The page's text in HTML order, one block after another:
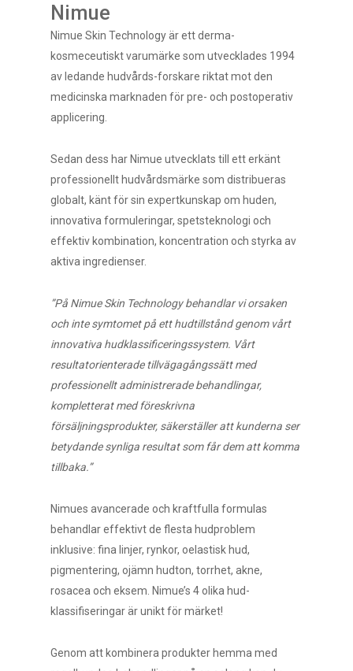
Nimue
Nimue Skin Technology är ett derma-
kosmeceutiskt varumärke som utvecklades 1994
av ledande hudvårds-forskare riktat mot den
medicinska marknaden för pre- och postoperativ
applicering.
Sedan dess har Nimue utvecklats till ett erkänt
professionellt hudvårdsmärke som distribueras
globalt, känt för sin expertkunskap om huden,
innovativa formuleringar, spetsteknologi och
effektiv kombination, koncentration och styrka av
aktiva ingredienser.
”På Nimue Skin Technology behandlar vi orsaken
och inte symtomet på ett hudtillstånd genom vårt
innovativa hudklassificeringssystem. Vårt
resultatorienterade tillvägagångssätt med
professionellt administrerade behandlingar,
kompletterat med föreskrivna
försäljningsprodukter, säkerställer att kunderna ser
betydande synliga resultat som får dem att komma
tillbaka.”
Nimues avancerade och kraftfulla formulas
behandlar effektivt de flesta hudproblem
inklusive: fina linjer, rynkor, oelastisk hud,
pigmentering, ojämn hudton, torrhet, akne,
rosacea och eksem. Nimue’s 4 olika hud-
klassifiseringar är unikt för märket!
Genom att kombinera produkter hemma med